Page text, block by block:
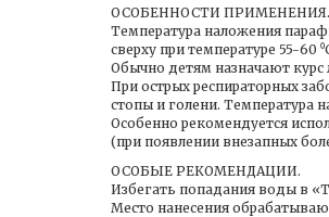
ОСОБЕННОСТИ ПРИМЕНЕНИЯ.
Температура наложения
сверху при температуре 55-60
Обычно детям назначают курс
При острых респираторных
стопы и голени. Температура
Особенно рекомендуется
(при появлении внезапных
ОСОБЫЕ РЕКОМЕНДАЦИИ.
Избегать попадания воды в
Место нанесения